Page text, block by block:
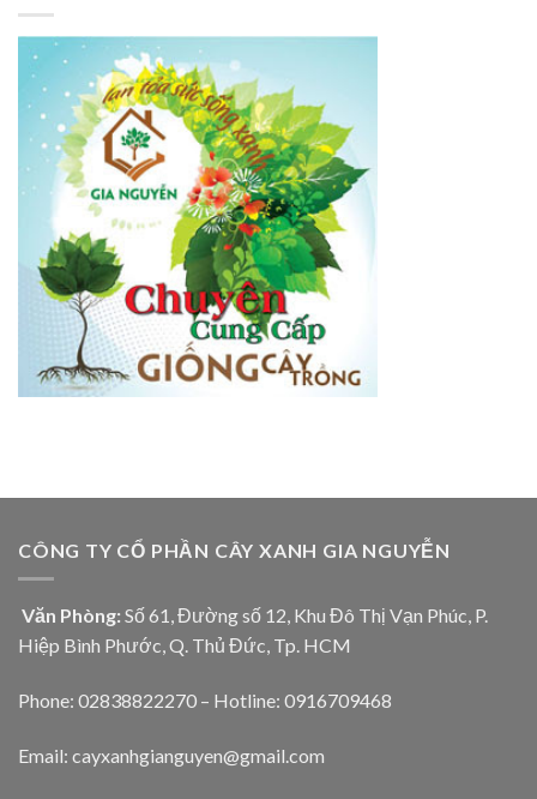
CÔNG TY CỔ PHẦN CÂY XANH GIA NGUYỄN
Văn Phòng: Số 61, Đường số 12, Khu Đô Thị Vạn Phúc, P.
Hiệp Bình Phước, Q. Thủ Đức, Tp. HCM
Phone: 02838822270 – Hotline: 0916709468
Email: cayxanhgianguyen@gmail.com